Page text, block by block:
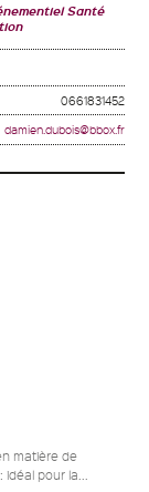
Santé
0661831452
damien.dubois@bbox.fr
matière de
pour la...